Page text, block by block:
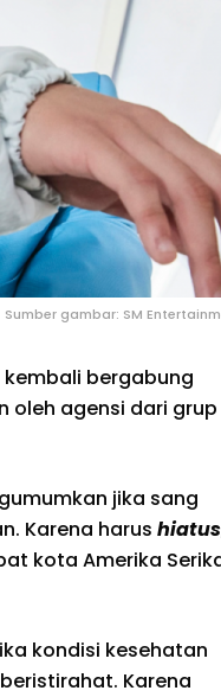
Sumber gambar: SM
kembali bergabung
oleh agensi dari grup
jika sang
Karena harus hiatus
kota Amerika
kondisi kesehatan
Karena